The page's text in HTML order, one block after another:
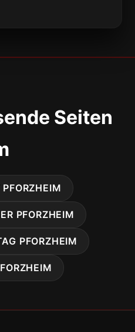
Seiten
PFORZHEIM
PFORZHEIM